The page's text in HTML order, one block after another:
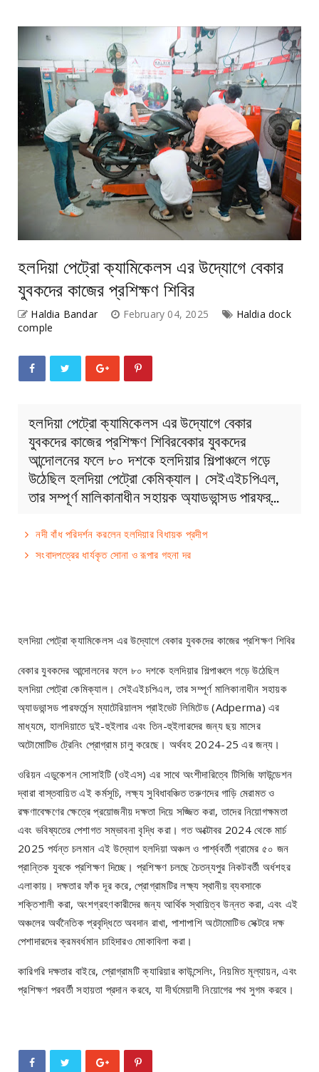
হলদিয়া পেট্রো ক্যামিকেলস এর উদ্যোগে বেকার
যুবকদের কাজের প্রশিক্ষণ শিবির
Haldia Bandar February 04, 2025
Haldia dock
comple
হলদিয়া পেট্রো ক্যামিকেলস এর উদ্যোগে বেকার
যুবকদের কাজের প্রশিক্ষণ শিবিরবেকার যুবকদের
আন্দোলনের ফলে ৮০ দশকে হলদিয়ার শিল্পাঞ্চলে গড়ে
উঠেছিল হলদিয়া পেট্রো কেমিক্যাল। সেইএইচপিএল,
তার সম্পূর্ণ মালিকানাধীন সহায়ক অ্যাডভান্সড পারফর্…
নদী বাঁধ পরিদর্শন করলেন হলদিয়ার বিধায়ক প্রদীপ
সংবাদপত্রের ধার্যকৃত সোনা ও রূপার গহনা দর
হলদিয়া পেট্রো ক্যামিকেলস এর উদ্যোগে বেকার যুবকদের কাজের প্রশিক্ষণ শিবির
বেকার যুবকদের আন্দোলনের ফলে ৮০ দশকে হলদিয়ার শিল্পাঞ্চলে গড়ে উঠেছিল
হলদিয়া পেট্রো কেমিক্যাল। সেইএইচপিএল, তার সম্পূর্ণ মালিকানাধীন সহায়ক
অ্যাডভান্সড পারফর্মেন্স ম্যাটেরিয়ালস প্রাইভেট লিমিটেড (Adperma) এর
মাধ্যমে, হালদিয়াতে দুই-হুইলার এবং তিন-হুইলারদের জন্য ছয় মাসের
অটোমোটিভ ট্রেনিং প্রোগ্রাম চালু করেছে। অর্থবহ 2024-25 এর জন্য।
ওরিয়ন এডুকেশন সোসাইটি (ওইএস) এর সাথে অংশীদারিত্বে টিসিজি ফাউন্ডেশন
দ্বারা বাস্তবায়িত এই কর্মসূচি, লক্ষ্য সুবিধাবঞ্চিত তরুণদের গাড়ি মেরামত ও
রক্ষণাবেক্ষণের ক্ষেত্রে প্রয়োজনীয় দক্ষতা দিয়ে সজ্জিত করা, তাদের নিয়োগক্ষমতা
এবং ভবিষ্যতের পেশাগত সম্ভাবনা বৃদ্ধি করা। গত অক্টোবর 2024 থেকে মার্চ
2025 পর্যন্ত চলমান এই উদ্যোগ হলদিয়া অঞ্চল ও পার্শ্ববর্তী গ্রামের ৫০ জন
প্রান্তিক যুবকে প্রশিক্ষণ দিচ্ছে। প্রশিক্ষণ চলছে চৈতন্যপুর নিকটবর্তী অর্ধশহর
এলাকায়। দক্ষতার ফাঁক দূর করে, প্রোগ্রামটির লক্ষ্য স্থানীয় ব্যবসাকে
শক্তিশালী করা, অংশগ্রহণকারীদের জন্য আর্থিক স্থায়িত্ব উন্নত করা, এবং এই
অঞ্চলের অর্থনৈতিক প্রবৃদ্ধিতে অবদান রাখা, পাশাপাশি অটোমোটিভ সেক্টরে দক্ষ
পেশাদারদের ক্রমবর্ধমান চাহিদারও মোকাবিলা করা।
কারিগরি দক্ষতার বাইরে, প্রোগ্রামটি ক্যারিয়ার কাউন্সেলিং, নিয়মিত মূল্যায়ন, এবং
প্রশিক্ষণ পরবর্তী সহায়তা প্রদান করবে, যা দীর্ঘমেয়াদী নিয়োগের পথ সুগম করবে।